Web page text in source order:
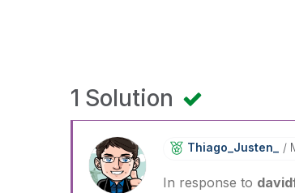
1 Solution
Thiago_Justen_
In response to